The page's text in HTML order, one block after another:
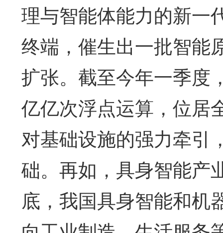
理与智能体能力的新一
终端，催生出一批智能
扩张。截至今年一季度
亿亿次浮点运算，位居
对基础设施的强力牵引
础。再如，具身智能产
底，我国具身智能和机